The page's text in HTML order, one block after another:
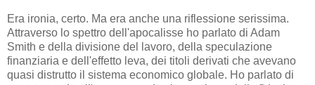
Era ironia, certo. Ma era anche una riflessione serissima.
Attraverso lo spettro dell'apocalisse ho parlato di Adam
Smith e della divisione del lavoro, della speculazione
finanziaria e dell'effetto leva, dei titoli derivati che avevano
quasi distrutto il sistema economico globale. Ho parlato di